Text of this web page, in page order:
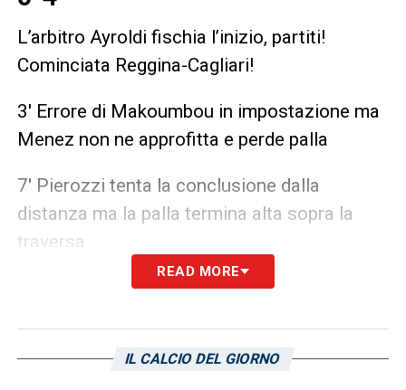
L’arbitro Ayroldi fischia l’inizio, partiti!
Cominciata Reggina-Cagliari!
3′ Errore di Makoumbou in impostazione ma
Menez non ne approfitta e perde palla
7′ Pierozzi tenta la conclusione dalla
distanza ma la palla termina alta sopra la
traversa
GOL CAGLIARI– CROSS BASSO DI
MA SUL TAP-IN IL NUMERO 9 ROSSOBLU’
READ MORE
IL CALCIO DEL GIORNO